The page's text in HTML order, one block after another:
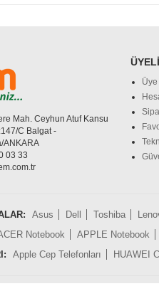
Mah. Ceyhun Atuf Kansu
C Balgat -
ANKARA
03 33
Üye
Asus Dell Toshiba
Notebook APPLE Notebook
Apple Cep Telefonları HUAWEI